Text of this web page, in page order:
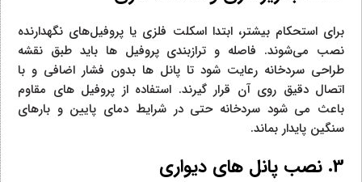
برای استحکام بیشتر، ابتدا اسکلت فلزی یا پروفیل‌های نگهدارنده
نصب می‌شوند. فاصله و ترازبندی پروفیل‌ ها باید طبق نقشه
طراحی سردخانه رعایت شود تا پانل‌ ها بدون فشار اضافی و با
اتصال دقیق روی آن قرار گیرند. استفاده از پروفیل‌ های مقاوم
باعث می‌ شود سردخانه حتی در شرایط دمای پایین و بارهای
سنگین پایدار بماند.
3. نصب پانل‌ های دیواری